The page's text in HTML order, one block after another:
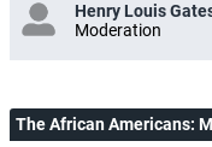
Henry Louis
Moderation
The African Americans: